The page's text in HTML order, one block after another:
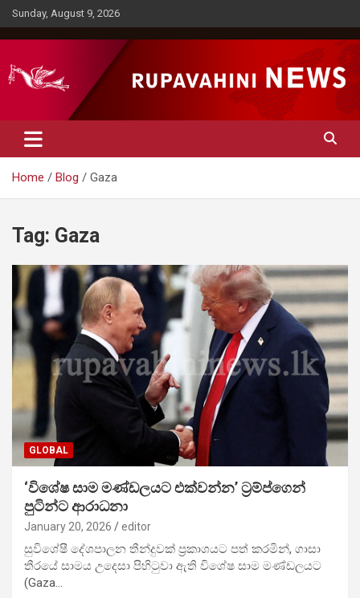
Skip
to
content
Sunday, August 9, 2026
Rupavahini News
Home Blog Gaza
Tag: Gaza
GLOBAL
‘විශේෂ සාම මණ්ඩලයට එක්වන්න’ ට්‍රම්ප්ගෙන්
පුටින්ට ආරාධනා
January 20, 2026 editor
සුවිශේෂී දේශපාලන තීන්දුවක් ප්‍රකාශයට පත් කරමින්, ගාසා
තීරයේ සාමය උදෙසා පිහිටුවා ඇති විශේෂ සාම මණ්ඩලයට
(Gaza…